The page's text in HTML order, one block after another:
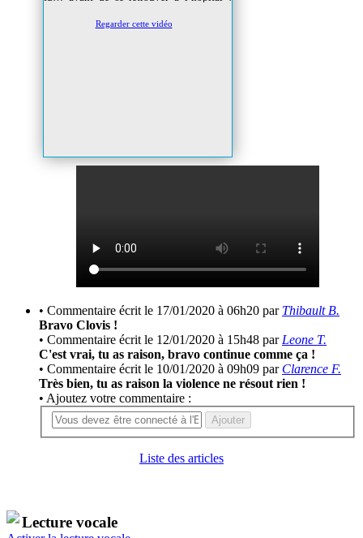
violente pour se défendre !
Regarder cette vidéo
• Commentaire écrit le 17/01/2020 à 06h20 par Thibault B.
Bravo Clovis !
• Commentaire écrit le 12/01/2020 à 15h48 par Leone T.
C'est vrai, tu as raison, bravo continue comme ça !
• Commentaire écrit le 10/01/2020 à 09h09 par Clarence F.
Très bien, tu as raison la violence ne résout rien !
• Ajoutez votre commentaire :
Ajouter
Liste des articles
Lecture vocale